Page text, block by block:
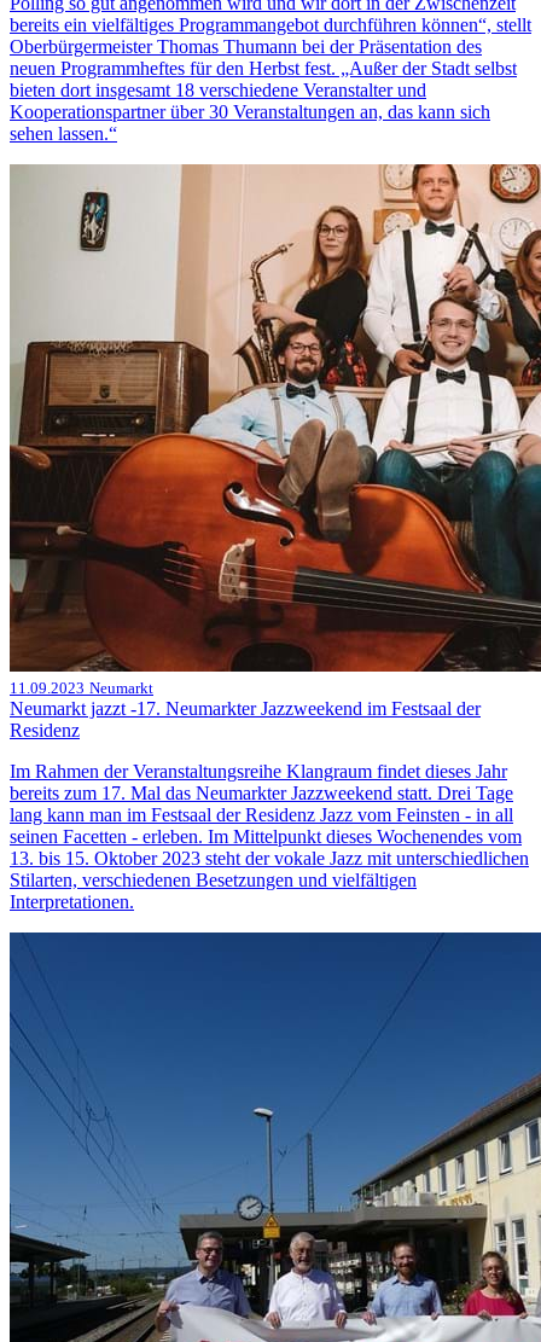
bereits ein vielfältiges Programmangebot durchführen können“, stellt
Oberbürgermeister Thomas Thumann bei der Präsentation des
neuen Programmheftes für den Herbst fest. „Außer der Stadt selbst
bieten dort insgesamt 18 verschiedene Veranstalter und
Kooperationspartner über 30 Veranstaltungen an, das kann sich
sehen lassen.“
11.09.2023 Neumarkt
Neumarkt jazzt -17. Neumarkter Jazzweekend im Festsaal der
Residenz
Im Rahmen der Veranstaltungsreihe Klangraum findet dieses Jahr
bereits zum 17. Mal das Neumarkter Jazzweekend statt. Drei Tage
lang kann man im Festsaal der Residenz Jazz vom Feinsten - in all
seinen Facetten - erleben. Im Mittelpunkt dieses Wochenendes vom
13. bis 15. Oktober 2023 steht der vokale Jazz mit unterschiedlichen
Stilarten, verschiedenen Besetzungen und vielfältigen
Interpretationen.